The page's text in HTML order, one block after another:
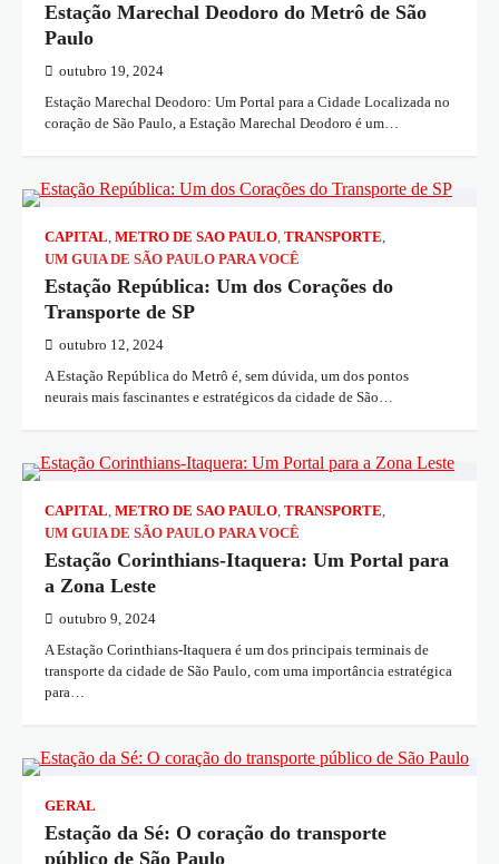
Estação Marechal Deodoro do Metrô de São
Paulo
outubro 19, 2024
Estação Marechal Deodoro: Um Portal para a Cidade Localizada no
coração de São Paulo, a Estação Marechal Deodoro é um…
CAPITAL, METRO DE SAO PAULO, TRANSPORTE,
UM GUIA DE SÃO PAULO PARA VOCÊ
Estação República: Um dos Corações do
Transporte de SP
outubro 12, 2024
A Estação República do Metrô é, sem dúvida, um dos pontos
neurais mais fascinantes e estratégicos da cidade de São…
CAPITAL, METRO DE SAO PAULO, TRANSPORTE,
UM GUIA DE SÃO PAULO PARA VOCÊ
Estação Corinthians-Itaquera: Um Portal para
a Zona Leste
outubro 9, 2024
A Estação Corinthians-Itaquera é um dos principais terminais de
transporte da cidade de São Paulo, com uma importância estratégica
para…
GERAL
Estação da Sé: O coração do transporte
público de São Paulo